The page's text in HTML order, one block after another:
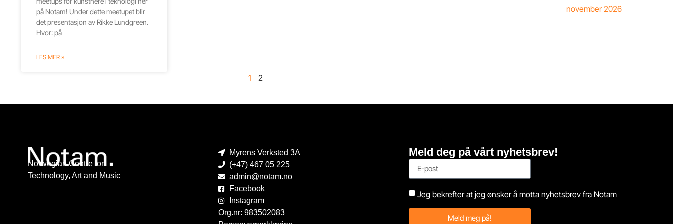
på Notam! Under dette meetupet blir
det presentasjon av Rikke Lundgreen.
Hvor: på
LES MER »
1 2
november 2026
Norwegian Centre for
Technology, Art and Music
Myrens Verksted 3A
(+47) 467 05 225
admin@notam.no
Facebook
Instagram
Org.nr: 983502083
Meld deg på vårt nyhetsbrev!
Jeg bekrefter at jeg ønsker å motta nyhetsbrev fra Notam
Meld meg på!